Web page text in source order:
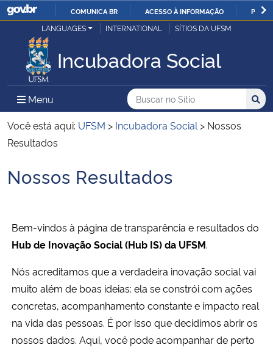
IR
O
COMUNICA BR ACESSO À INFORMAÇÃO
Ministério da Justiça e Segurança Pública
Ministério da Defesa
Ministério das Relações Exteriores
Ministério da Infraestrutura
Ministério da Educação
Ministério da Cidadania
Ministério de Minas e Energia
LANGUAGES INTERNATIONAL SÍTIOS DA UFSM
Incubadora Social
Menu Menu Principal do Sítio
Busca
Buscar no no Sítio
Busca:
Você está aqui: UFSM > Incubadora Social > Nossos
Resultados
Início do conteúdo
Nossos Resultados
Bem-vindos à página de transparência e resultados do
Hub de Inovação Social (Hub IS) da UFSM.
Nós acreditamos que a verdadeira inovação social vai
muito além de boas ideias: ela se constrói com ações
concretas, acompanhamento constante e impacto real
na vida das pessoas. É por isso que decidimos abrir os
nossos dados. Aqui, você pode acompanhar de perto